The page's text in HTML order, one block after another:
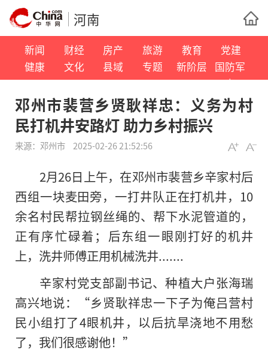
河南
新闻 财经 房产 旅游 教育
党建
健康
文化 县域 专题 新阶层
国防军
事
邓州市裴营乡贤耿祥忠：义务为村
民打机井安路灯 助力乡村振兴
来源： 邓州市 2025-02-26 21:52:56
2月26日上午，在邓州市裴营乡辛家村后
西组一块麦田旁，一打井队正在打机井，10
余名村民帮拉钢丝绳的、帮下水泥管道的，
正有序忙碌着；后东组一眼刚打好的机井
上，洗井师傅正用机械洗井.......
辛家村党支部副书记、种植大户张海瑞
高兴地说：“乡贤耿祥忠一下子为俺吕营村
民小组打了4眼机井，以后抗旱浇地不用愁
了，我们很感谢他！”